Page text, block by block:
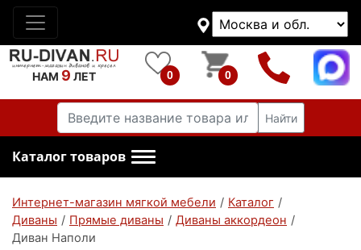
НАМ 9 ЛЕТ 0 0
Найти
Каталог товаров
Интернет-магазин мягкой мебели / Каталог /
Диваны / Прямые диваны / Диваны аккордеон /
Диван Наполи